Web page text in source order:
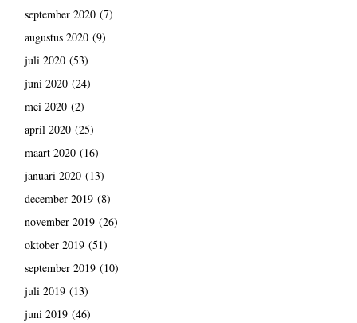
september 2020(7)
augustus 2020(9)
juli 2020(53)
juni 2020(24)
mei 2020(2)
april 2020(25)
maart 2020(16)
januari 2020(13)
december 2019(8)
november 2019(26)
oktober 2019(51)
september 2019(10)
juli 2019(13)
juni 2019(46)